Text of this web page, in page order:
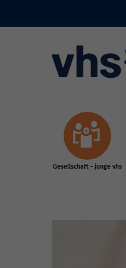
Gesellschaft - junge vhs